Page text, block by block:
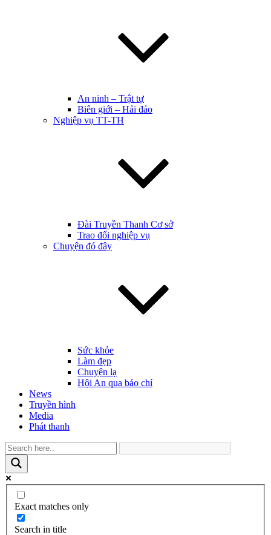
An ninh – Trật tự
Biên giới – Hải đảo
Nghiệp vụ TT-TH
Đài Truyền Thanh Cơ sở
Trao đổi nghiệp vụ
Chuyện đó đây
Sức khỏe
Làm đẹp
Chuyện lạ
Hội An qua báo chí
News
Truyền hình
Media
Phát thanh
Exact matches only
Search in title